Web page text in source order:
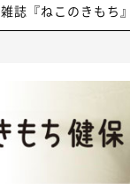
雑誌『ねこのきもち』